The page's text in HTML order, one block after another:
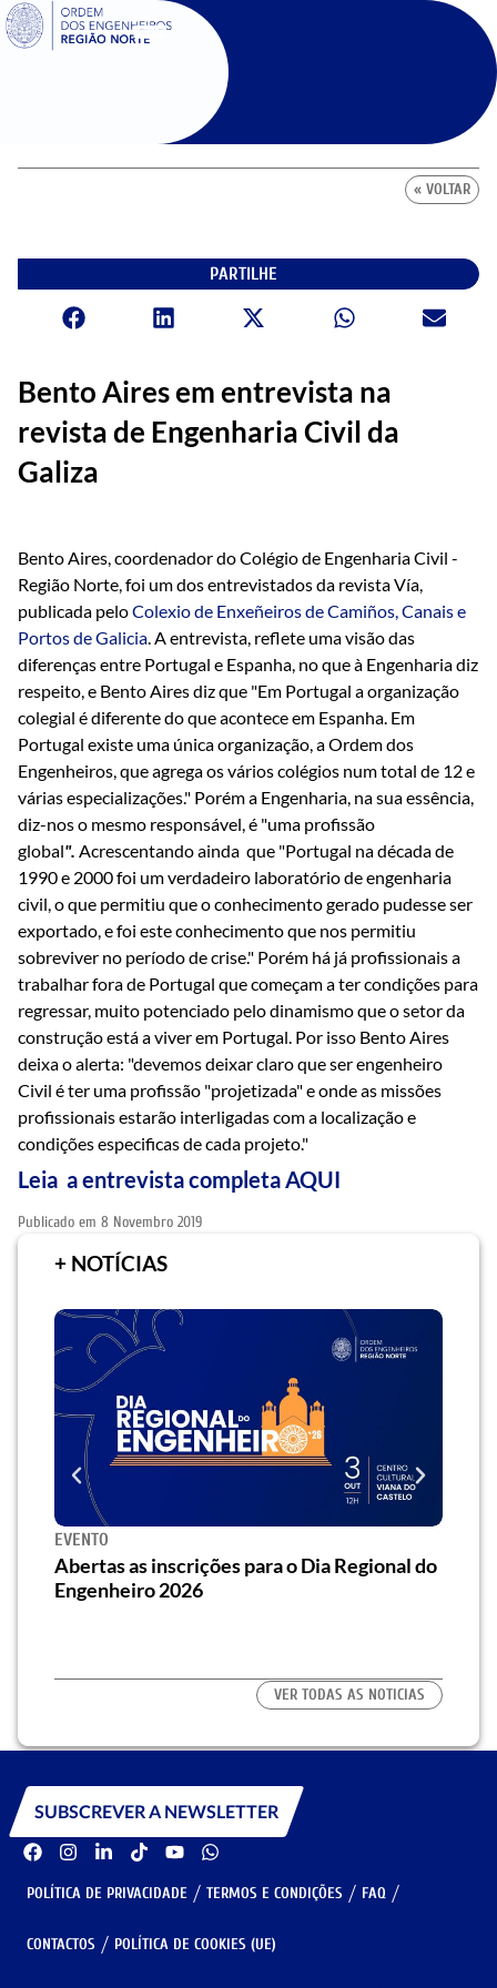
SIGOE
« VOLTAR
PARTILHE
Bento Aires em entrevista na
revista de Engenharia Civil da
Galiza
Bento Aires, coordenador do Colégio de Engenharia Civil -
Região Norte, foi um dos entrevistados da revista Vía,
publicada peloColexio de Enxeñeiros de Camiños, Canais e
Portos de Galicia . A entrevista, reflete uma visão das
diferenças entre Portugal e Espanha, no que à Engenharia diz
respeito, e Bento Aires diz que "Em Portugal a organização
colegial é diferente do que acontece em Espanha. Em
Portugal existe uma única organização, a Ordem dos
Engenheiros, que agrega os vários colégios num total de 12 e
várias especializações." Porém a Engenharia, na sua essência,
diz-nos o mesmo responsável, é "uma profissão
global". Acrescentando ainda que "Portugal na década de
1990 e 2000 foi um verdadeiro laboratório de engenharia
civil, o que permitiu que o conhecimento gerado pudesse ser
exportado, e foi este conhecimento que nos permitiu
sobreviver no período de crise." Porém há já profissionais a
trabalhar fora de Portugal que começam a ter condições para
regressar, muito potenciado pelo dinamismo que o setor da
construção está a viver em Portugal. Por isso Bento Aires
deixa o alerta: "devemos deixar claro que ser engenheiro
Civil é ter uma profissão "projetizada" e onde as missões
profissionais estarão interligadas com a localização e
condições especificas de cada projeto."
Leia a entrevista completa AQUI
Publicado em 8 Novembro 2019
+ NOTÍCIAS
EVENTO
Abertas as inscrições para o Dia Regional do
Engenheiro 2026
VER TODAS AS NOTICIAS
SUBSCREVER A NEWSLETTER
POLÍTICA DE PRIVACIDADE TERMOS E CONDIÇÕES FAQ
CONTACTOS POLÍTICA DE COOKIES (UE)